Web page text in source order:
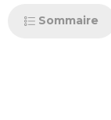
Sommaire